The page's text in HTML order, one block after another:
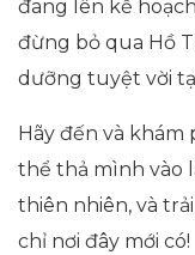
đang lên kế
đừng bỏ qua Hồ
dưỡng tuyệt vời
Hãy đến và khám
thể thả mình vào
thiên nhiên, và
chỉ nơi đây mới có!